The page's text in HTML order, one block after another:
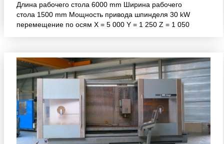
Длина рабочего стола 6000 mm Ширина рабочего
стола 1500 mm Мощность привода шпинделя 30 kW
перемещение по осям X = 5 000 Y = 1 250 Z = 1 050